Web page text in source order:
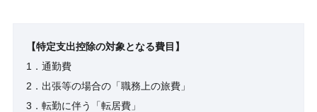
【特定支出控除の対象となる費目】
1．通勤費
2．出張等の場合の「職務上の旅費」
3．転勤に伴う「転居費」